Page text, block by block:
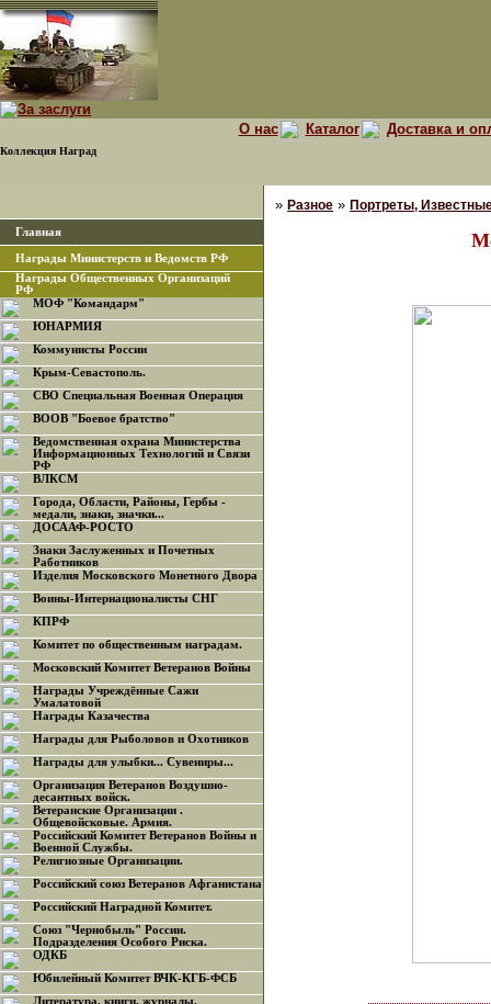
Коллекция Наград
О нас Каталог Доставка и
Главная
Награды Министерств и Ведомств РФ
Награды Общественных Организаций
РФ
МОФ "Командарм"
ЮНАРМИЯ
Коммунисты России
Крым-Севастополь.
СВО Специальная Военная Операция
ВООВ "Боевое братство"
Ведомственная охрана Министерства
Информационных Технологий и Связи
РФ
ВЛКСМ
Города, Области, Районы, Гербы -
медали, знаки, значки...
ДОСААФ-РОСТО
Знаки Заслуженных и Почетных
Работников
Изделия Московского Монетного Двора
Воины-Интернационалисты СНГ
КПРФ
Комитет по общественным наградам.
Московский Комитет Ветеранов Войны
Награды Учреждённые Сажи
Умалатовой
Награды Казачества
Награды для Рыболовов и Охотников
Награды для улыбки... Сувениры...
Организация Ветеранов Воздушно-
десантных войск.
Ветеранские Организации .
Общевойсковые. Армия.
Российский Комитет Ветеранов Войны и
Военной Службы.
Религиозные Организации.
Российский союз Ветеранов Афганистана
Российский Наградной Комитет.
Союз "Чернобыль" России.
Подразделения Особого Риска.
ОДКБ
Юбилейный Комитет ВЧК-КГБ-ФСБ
Литература, книги, журналы.
» Разное » Портреты,